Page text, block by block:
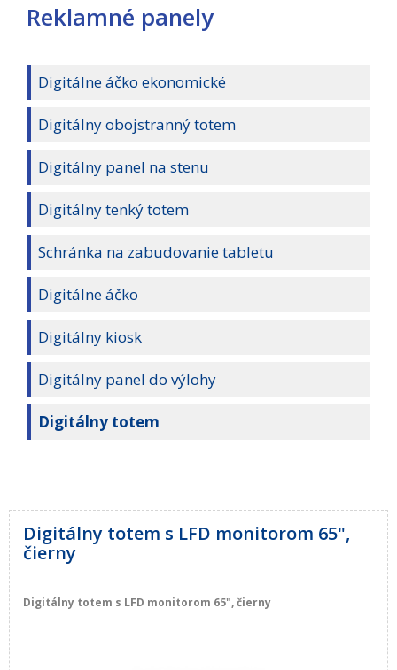
Reklamné panely
Digitálne áčko ekonomické
Digitálny obojstranný totem
Digitálny panel na stenu
Digitálny tenký totem
Schránka na zabudovanie tabletu
Digitálne áčko
Digitálny kiosk
Digitálny panel do výlohy
Digitálny totem
Digitálny totem s LFD monitorom 65",
čierny
Digitálny totem s LFD monitorom 65", čierny